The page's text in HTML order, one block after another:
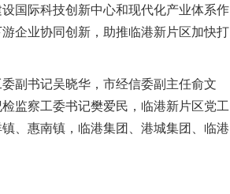
国际科技创新中心和现代化产业体系作
企业协同创新，助推临港新片区加快打
副书记吴晓华，市经信委副主任俞文
监察工委书记樊爱民，临港新片区党工
、惠南镇，临港集团、港城集团、临港